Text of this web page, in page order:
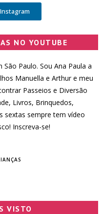
NO YOUTUBE
Paulo. Sou Ana Paula a
Manuella e Arthur e meu
Passeios e Diversão
Livros, Brinquedos,
sextas sempre tem vídeo
Inscreva-se!
VISTO